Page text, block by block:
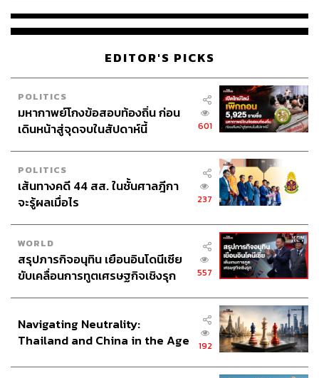
EDITOR'S PICKS
POLITICS
มหากาพย์โกงข้อสอบท้องถิ่น ก่อน
เดินหน้าสู่จุดจบในสัปดาห์นี้
601
POLITICS
เส้นทางคดี 44 สส. ในชั้นศาลฎีกา
จะรู้ผลเมื่อไร
237
WORLD
สรุปภารกิจอนุทิน เยือนอินโดนีเซีย
ขับเคลื่อนการทูตเศรษฐกิจเชิงรุก
557
Navigating Neutrality:
Thailand and China in the Age
192